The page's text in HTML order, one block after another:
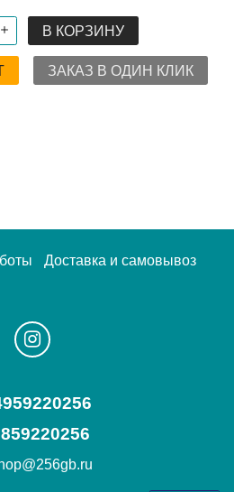
В КОРЗИНУ
ЗАКАЗ В ОДИН КЛИК
Доставка и самовывоз